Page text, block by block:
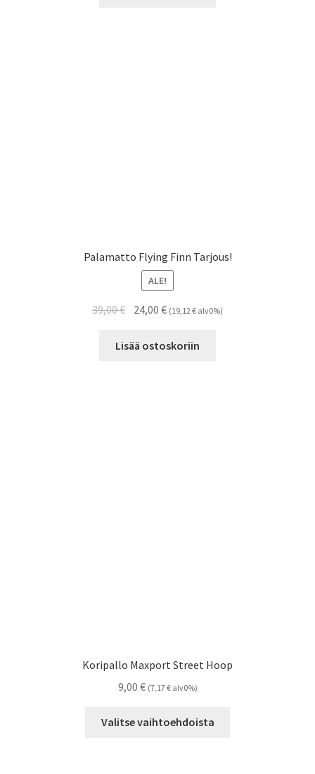
Palamatto Flying Finn Tarjous!
ALE!
39,00€ Alkuperäinen
oli:
24,00€Nykyinen
on:
(19,12€ alv0%)
Lisää ostoskoriin
Koripallo Maxport Street Hoop
9,00 € (7,17€alv0%)
Valitse vaihtoehdoista